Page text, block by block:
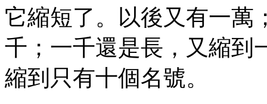
它縮短了。以後又有一萬
千；一千還是長，又縮到
縮到只有十個名號。